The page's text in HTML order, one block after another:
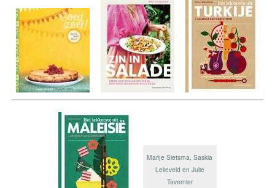
Marije Sietsma, Saskia
Lelieveld en Julie
Tavernier